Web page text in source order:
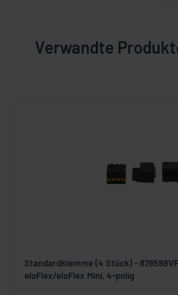
Verwandte
Standardklemme (4 Stück) -
eloFlex/eloFlex Mini, 4-polig